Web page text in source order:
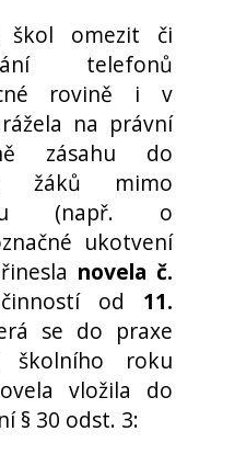
škol omezit či
telefonů
rovině i v
na právní
zásahu do
žáků mimo
(např. o
ukotvení
novela č.
od 11.
se do praxe
roku
vložila do
§ 30 odst. 3: